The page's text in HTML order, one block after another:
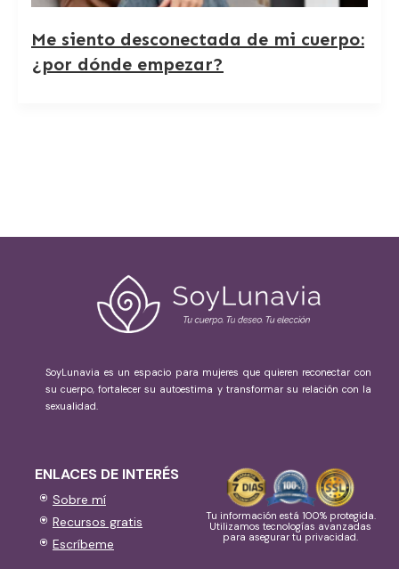
Me siento desconectada de mi cuerpo:
¿por dónde empezar?
SoyLunavia es un espacio para mujeres que quieren reconectar con
su cuerpo, fortalecer su autoestima y transformar su relación con la
sexualidad.
ENLACES DE INTERÉS
Sobre mí
Recursos gratis
Escríbeme
Tu información está 100% protegida.
Utilizamos tecnologías avanzadas
para asegurar tu privacidad.